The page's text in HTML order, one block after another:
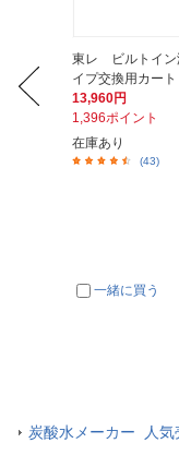
東レ ビルトイン
イプ交換用カート
13,960円
1,396ポイント
在庫あり
(43)
一緒に買う
炭酸水メーカー 人気